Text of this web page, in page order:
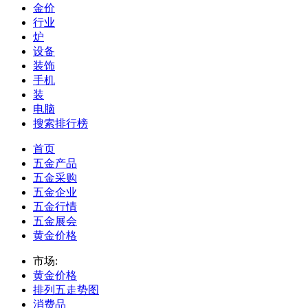
金价
行业
炉
设备
装饰
手机
装
电脑
搜索排行榜
首页
五金产品
五金采购
五金企业
五金行情
五金展会
黄金价格
市场:
黄金价格
排列五走势图
消费品